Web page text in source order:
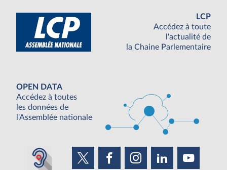
LCP
Accédez à toute
l'actualité de
la Chaine Parlementaire
OPEN DATA
Accédez à toutes
les données de
l'Assemblée nationale